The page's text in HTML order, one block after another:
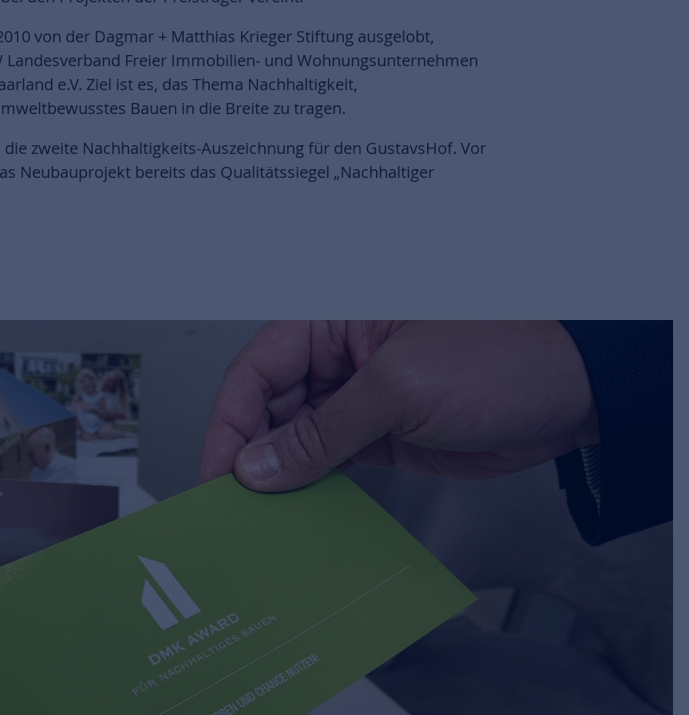
von der Dagmar + Matthias Krieger Stiftung ausgelobt,
Landesverband Freier Immobilien- und Wohnungsunternehmen
e.V. Ziel ist es, das Thema Nachhaltigkeit,
Bauen in die Breite zu tragen.
zweite Nachhaltigkeits-Auszeichnung für den GustavsHof. Vor
Neubauprojekt bereits das Qualitätssiegel „Nachhaltiger